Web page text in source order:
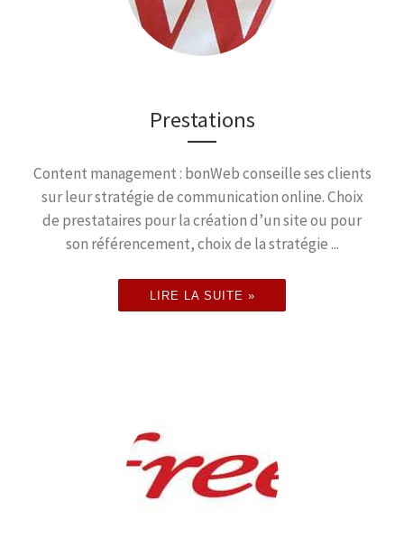
Prestations
Content management : bonWeb conseille ses clients
sur leur stratégie de communication online. Choix
de prestataires pour la création d’un site ou pour
son référencement, choix de la stratégie ...
LIRE LA SUITE »